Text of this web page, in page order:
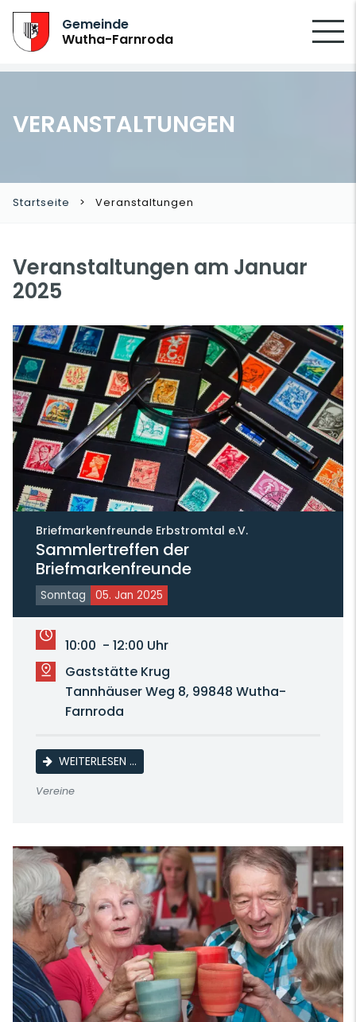
Gemeinde
Wutha-Farnroda
VERANSTALTUNGEN
Startseite Veranstaltungen
Veranstaltungen am Januar
2025
Briefmarkenfreunde Erbstromtal e.V.
Sammlertreffen der
Briefmarkenfreunde
Sonntag 05. Jan 2025
10:00 - 12:00 Uhr
Gaststätte Krug
Tannhäuser Weg 8, 99848 Wutha-
Farnroda
WEITERLESEN …SAMMLERTREFFEN DER
Vereine